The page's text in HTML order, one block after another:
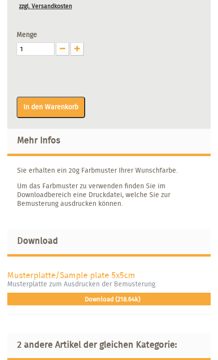
zzgl. Versandkosten
Menge
In den Warenkorb
Mehr Infos
Sie erhalten ein 20g Farbmuster Ihrer Wunschfarbe.
Um das Farbmuster zu verwenden finden Sie im
Downloadbereich eine Druckdatei, welche Sie zur
Bemusterung ausdrucken können.
Download
Musterplatte/Sample plate 5x5cm
Musterplatte zum Ausdrucken der Bemusterung
Download (218.64k)
2 andere Artikel der gleichen Kategorie: